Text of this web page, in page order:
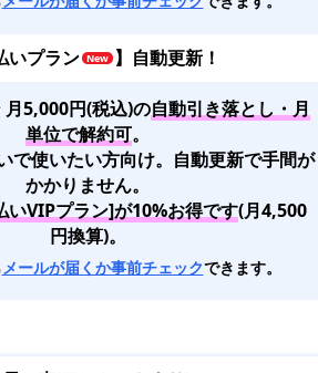
いプラン 】自動更新！
5,000円(税込)の自動引き落とし・月
単位で解約可。
で使いたい方向け。自動更新で手間が
かかりません。
いVIPプラン]が10%お得です(月4,500
円換算)。
メールが届くか事前チェックできます。